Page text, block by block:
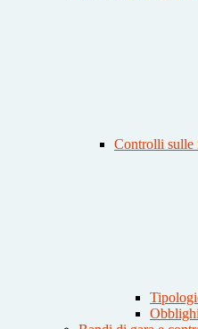
Controlli sulle